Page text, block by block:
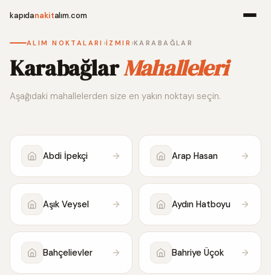
kapıdanakitalım.com
Alım
ALIM NOKTALARI ›İZMIR ›KARABAĞLAR
KarabağlarMahalleleri
Aşağıdaki mahallelerden size en yakın noktayı seçin.
Abdi İpekçi Arap Hasan
Aşık Veysel Aydın Hatboyu
Bahçelievler Bahriye Üçok